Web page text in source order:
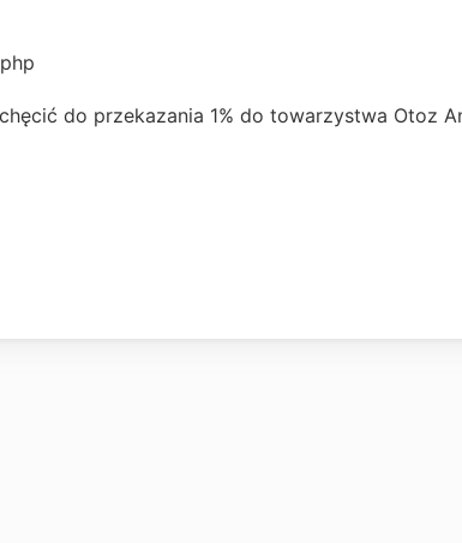
do przekazania 1% do towarzystwa Otoz